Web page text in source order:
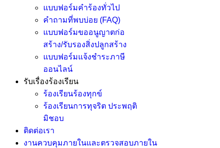
แบบฟอร์มคำร้องทั่วไป
คำถามที่พบบ่อย (FAQ)
แบบฟอร์มขออนูญาตก่อ
สร้าง/รับรองสิ่งปลูกสร้าง
แบบฟอร์มแจ้งชำระภาษี
ออนไลน์
รับเรื่องร้องเรียน
ร้องเรียนร้องทุกข์
ร้องเรียนการทุจริต ประพฤติ
มิชอบ
ติดต่อเรา
งานควบคุมภายในและตรวจสอบภายใน